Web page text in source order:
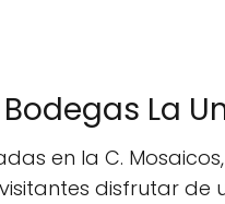
La
en la C.
disfrutar